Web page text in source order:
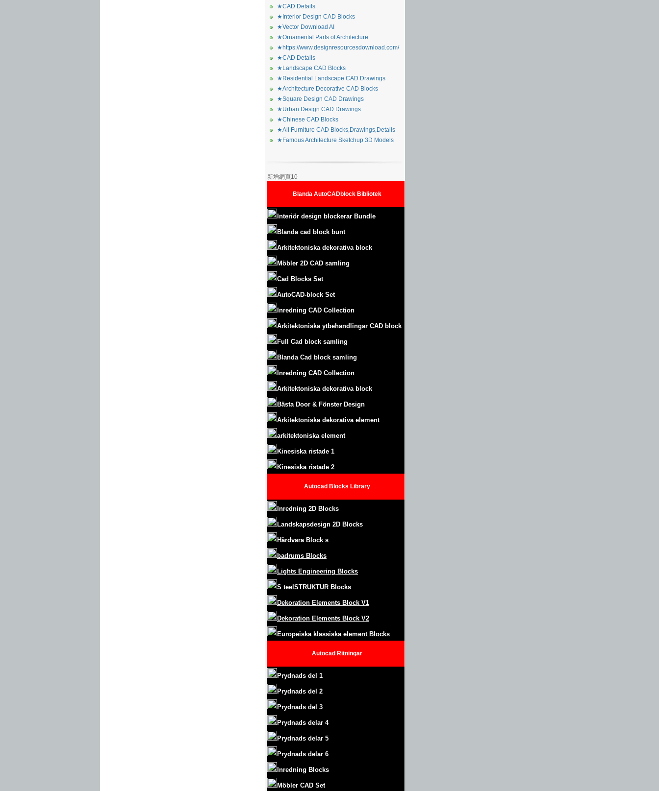
★CAD Details
★Interior Design CAD Blocks
★Vector Download AI
★Ornamental Parts of Architecture
★https://www.designresourcesdownload.com/
★CAD Details
★Landscape CAD Blocks
★Residential Landscape CAD Drawings
★Architecture Decorative CAD Blocks
★Square Design CAD Drawings
★Urban Design CAD Drawings
★Chinese CAD Blocks
★All Furniture CAD Blocks,Drawings,Details
★Famous Architecture Sketchup 3D Models
新增網頁10
Blanda AutoCADblock Bibliotek
Interiör design blockerar Bundle
Blanda cad block bunt
Arkitektoniska dekorativa block
Möbler 2D CAD samling
Cad Blocks Set
AutoCAD-block Set
Inredning CAD Collection
Arkitektoniska ytbehandlingar CAD block
Full Cad block samling
Blanda Cad block samling
Inredning CAD Collection
Arkitektoniska dekorativa block
Bästa Door & Fönster Design
Arkitektoniska dekorativa element
arkitektoniska element
Kinesiska ristade 1
Kinesiska ristade 2
Autocad Blocks Library
Inredning 2D Blocks
Landskapsdesign 2D Blocks
Hårdvara Block s
badrums Blocks
Lights Engineering Blocks
S teelSTRUKTUR Blocks
Dekoration Elements Block V1
Dekoration Elements Block V2
Europeiska klassiska element Blocks
Autocad Ritningar
Prydnads del 1
Prydnads del 2
Prydnads del 3
Prydnads delar 4
Prydnads delar 5
Prydnads delar 6
Inredning Blocks
Möbler CAD Set